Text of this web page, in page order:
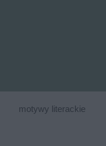
motywy literackie